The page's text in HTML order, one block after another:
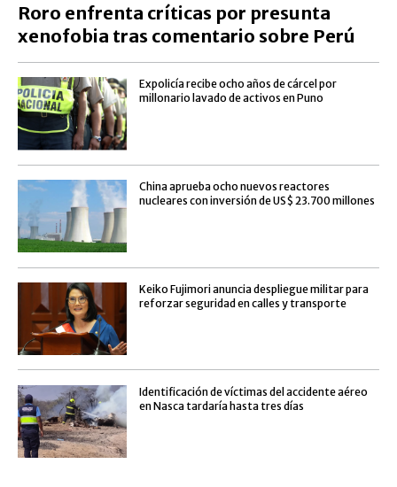
Roro enfrenta críticas por presunta
xenofobia tras comentario sobre Perú
Expolicía recibe ocho años de cárcel por
millonario lavado de activos en Puno
China aprueba ocho nuevos reactores
nucleares con inversión de US$ 23.700 millones
Keiko Fujimori anuncia despliegue militar para
reforzar seguridad en calles y transporte
Identificación de víctimas del accidente aéreo
en Nasca tardaría hasta tres días